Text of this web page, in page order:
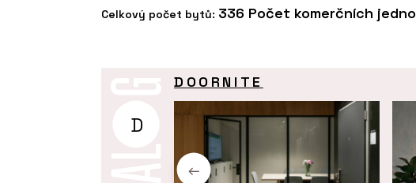
Celkový počet bytů: 336 Počet komerčních
D
DOORNITE